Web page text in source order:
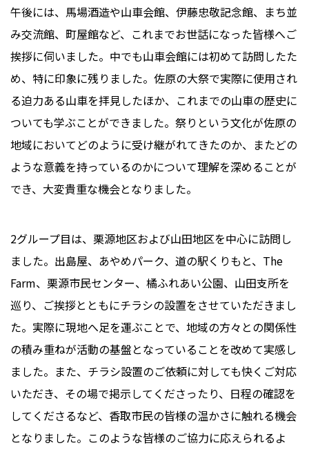
午後には、馬場酒造や山車会館、伊藤忠敬記念館、まち並
み交流館、町屋館など、これまでお世話になった皆様へご
挨拶に伺いました。中でも山車会館には初めて訪問したた
め、特に印象に残りました。佐原の大祭で実際に使用され
る迫力ある山車を拝見したほか、これまでの山車の歴史に
ついても学ぶことができました。祭りという文化が佐原の
地域においてどのように受け継がれてきたのか、またどの
ような意義を持っているのかについて理解を深めることが
でき、大変貴重な機会となりました。
2グループ目は、栗源地区および山田地区を中心に訪問し
ました。出島屋、あやめパーク、道の駅くりもと、The
Farm、栗源市民センター、橘ふれあい公園、山田支所を
巡り、ご挨拶とともにチラシの設置をさせていただきまし
た。実際に現地へ足を運ぶことで、地域の方々との関係性
の積み重ねが活動の基盤となっていることを改めて実感し
ました。また、チラシ設置のご依頼に対しても快くご対応
いただき、その場で掲示してくださったり、日程の確認を
してくださるなど、香取市民の皆様の温かさに触れる機会
となりました。このような皆様のご協力に応えられるよ